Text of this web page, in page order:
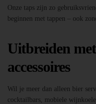
Onze taps zijn zo
beginnen met tappen – ook
Uitbreiden
accessoires
Wil je meer dan alleen bier
cocktailbars, mobiele